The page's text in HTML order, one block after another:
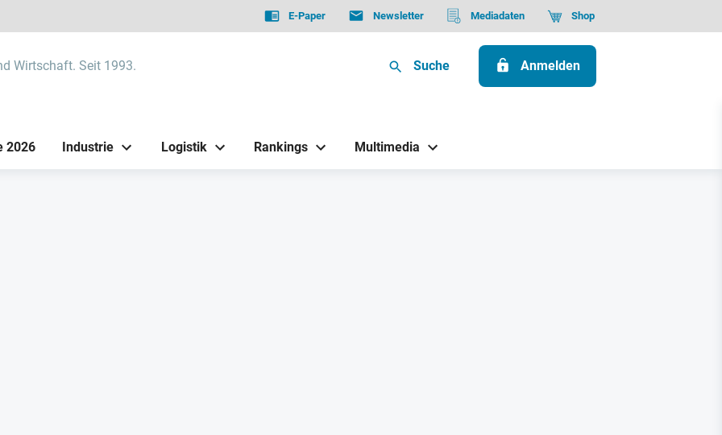
E-Paper Newsletter Mediadaten Shop
Wirtschaft. Seit 1993. Suche Anmelden
2026 Industrie Logistik Rankings Multimedia